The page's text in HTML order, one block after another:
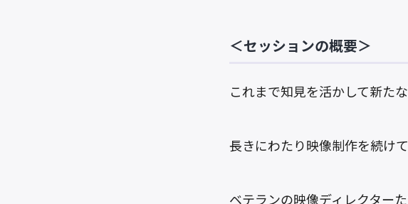
＜セッションの概要＞
これまで知見を活かして新た
長きにわたり映像制作を続け
ベテランの映像ディレクター